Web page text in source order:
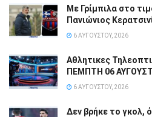
Με Γρίμπιλα στο
Πανιώνιος
6 ΑΥΓΟΎΣΤΟΥ, 2026
Αθλητικες
ΠΕΜΠΤΗ 06
6 ΑΥΓΟΎΣΤΟΥ, 2026
Δεν βρήκε το γκολ,